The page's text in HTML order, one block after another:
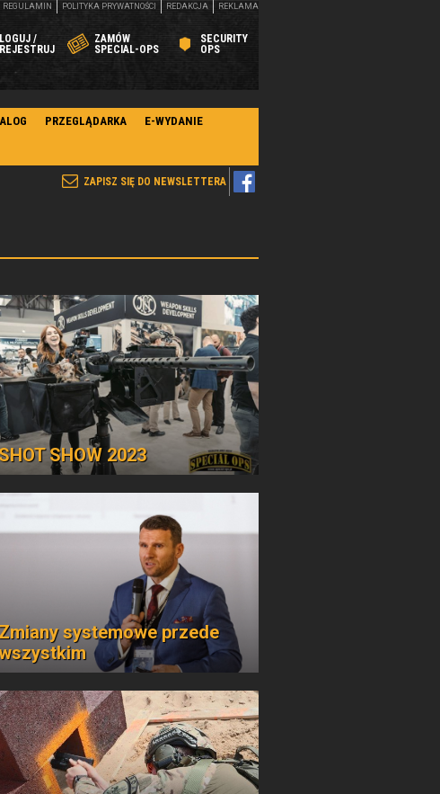
/
ZAMÓW
SPECIAL-OPS
SECURITY
OPS
REGULAMIN POLITYKA PRYWATNOŚCI REDAKCJA REKLAMA
PRZEGLĄDARKA E-WYDANIE
ZAPISZ SIĘ DO NEWSLETTERA
SHOT SHOW 2023
Zmiany systemowe przede